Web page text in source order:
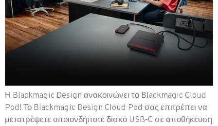
Η Blackmagic Design ανακοινώνει το Blackmagic Cloud
Pod! Το Blackmagic Design Cloud Pod σας επιτρέπει να
μετατρέψετε οποιονδήποτε δίσκο USB-C σε αποθήκευση